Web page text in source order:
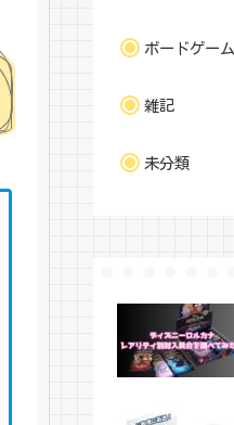
ボードゲーム
雑記
未分類